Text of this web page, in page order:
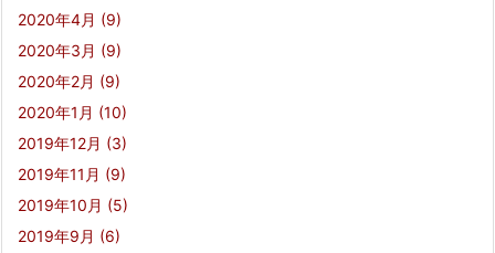
2020年4月 (9)
2020年3月 (9)
2020年2月 (9)
2020年1月 (10)
2019年12月 (3)
2019年11月 (9)
2019年10月 (5)
2019年9月 (6)